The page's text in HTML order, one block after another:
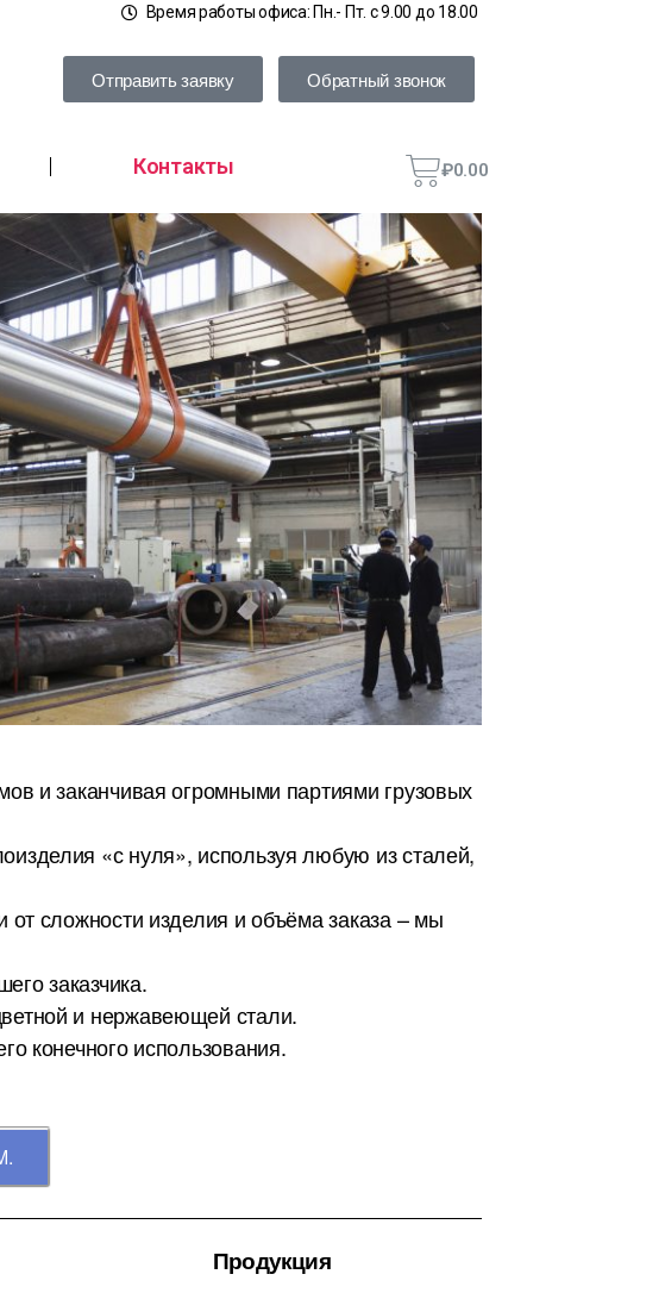
Время работы офиса: Пн.- Пт. с 9.00 до 18.00
Отправить заявку Обратный звонок
Контакты ₽0.00
и заканчивая огромными партиями грузовых
«с нуля», используя любую из сталей,
сложности изделия и объёма заказа – мы
заказчика.
и нержавеющей стали.
конечного использования.
Продукция